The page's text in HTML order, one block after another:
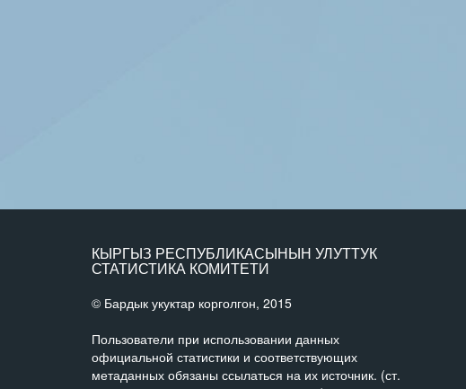
КЫРГЫЗ РЕСПУБЛИКАСЫНЫН УЛУТТУК
СТАТИСТИКА КОМИТЕТИ
© Бардык укуктар корголгон, 2015
Пользователи при использовании данных
официальной статистики и соответствующих
метаданных обязаны ссылаться на их источник. (ст.